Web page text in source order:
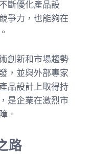
斷優化產品設
爭力，也能夠在
創新和市場趨勢
，並與外部專家
品設計上取得持
是企業在激烈市
。
路